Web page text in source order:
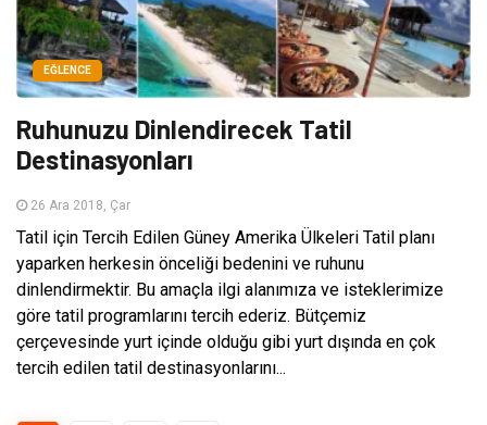
EĞLENCE
Ruhunuzu Dinlendirecek Tatil
Destinasyonları
26 Ara 2018, Çar
Tatil için Tercih Edilen Güney Amerika Ülkeleri Tatil planı
yaparken herkesin önceliği bedenini ve ruhunu
dinlendirmektir. Bu amaçla ilgi alanımıza ve isteklerimize
göre tatil programlarını tercih ederiz. Bütçemiz
çerçevesinde yurt içinde olduğu gibi yurt dışında en çok
tercih edilen tatil destinasyonlarını...